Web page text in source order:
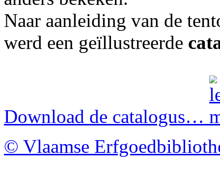
Naar aanleiding van de
werd een geïllustreerde
Download de catalogus…
© Vlaamse